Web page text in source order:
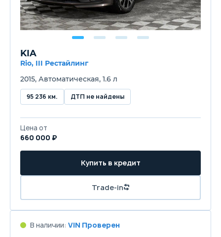
KIA
Rio, III Рестайлинг
2015, Автоматическая, 1.6 л
95 236 км. ДТП не найдены
Цена от
660 000 ₽
Купить в кредит
Trade-in
В наличии: VIN Проверен